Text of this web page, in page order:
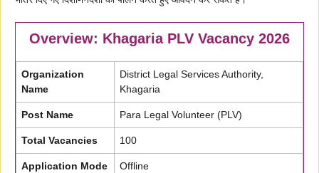
Overview: Khagaria PLV Vacancy 2026
Organization
Name
District Legal Services Authority,
Khagaria
Post Name Para Legal Volunteer (PLV)
Total Vacancies 100
Application Mode Offline